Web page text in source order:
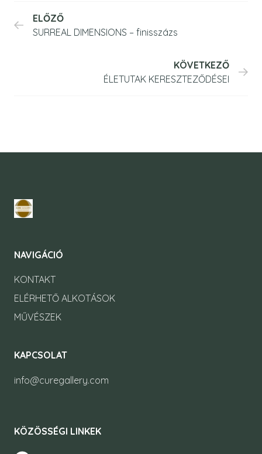
ELŐZŐ
SURREAL DIMENSIONS – finisszázs
KÖVETKEZŐ
ÉLETUTAK KERESZTEZŐDÉSEI
NAVIGÁCIÓ
KONTAKT
ELÉRHETŐ ALKOTÁSOK
MŰVÉSZEK
KAPCSOLAT
info@curegallery.com
KÖZÖSSÉGI LINKEK